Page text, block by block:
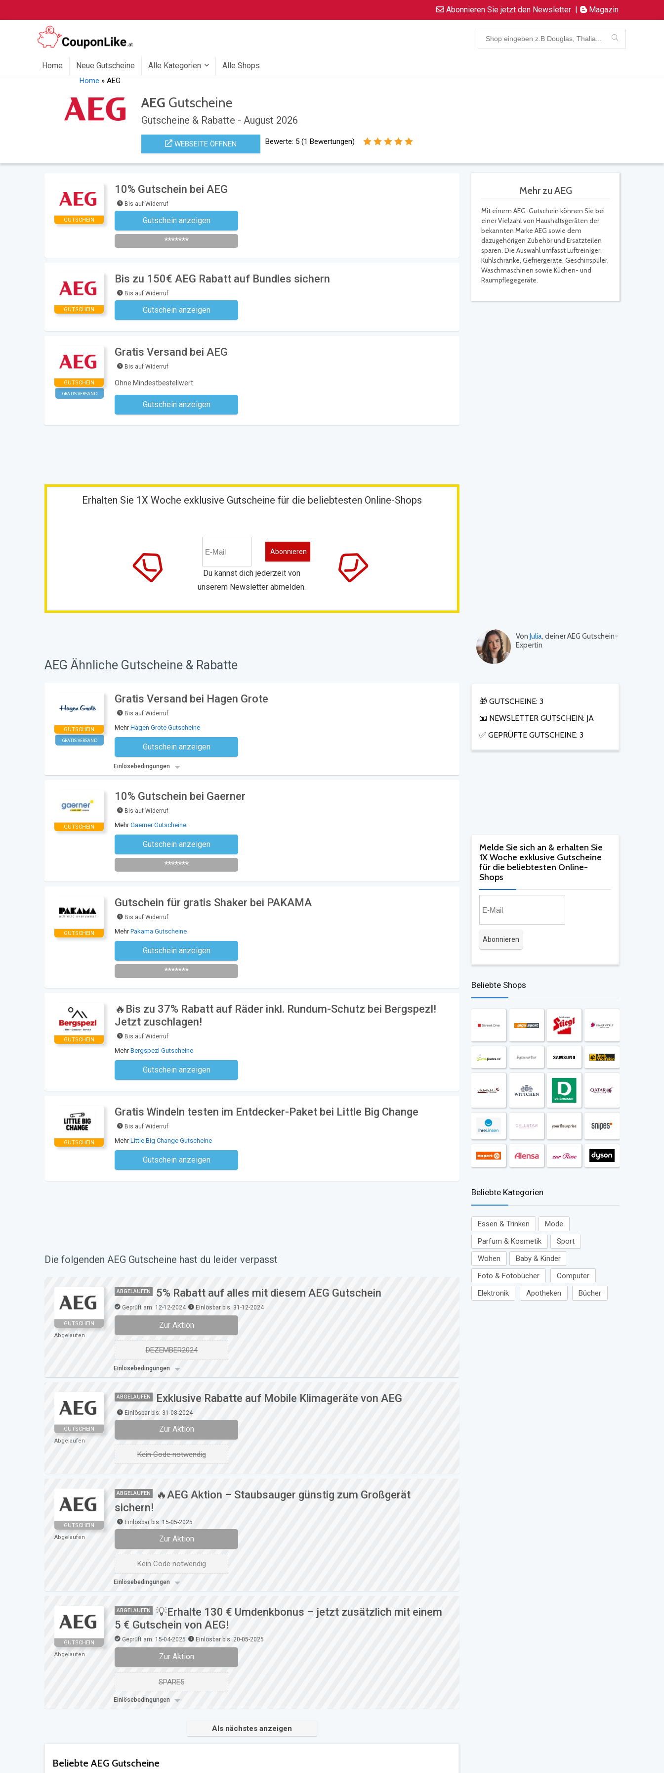
Abonnieren Sie jetzt den Newsletter | Magazin
Home Neue Gutscheine Alle Kategorien Alle Shops
Home »AEG
AEG Gutscheine
Gutscheine & Rabatte - August 2026
WEBSEITE ÖFFNEN Bewerte: 5 (1 Bewertungen)
Mehr zu AEG
Mit einem AEG-Gutschein können Sie bei
einer Vielzahl von Haushaltsgeräten der
bekannten Marke AEG sowie dem
dazugehörigen Zubehör und Ersatzteilen
sparen. Die Auswahl umfasst Luftreiniger,
Kühlschränke, Gefriergeräte, Geschirrspüler,
Waschmaschinen sowie Küchen- und
Raumpflegegeräte.
Von Julia, deiner AEG Gutschein-
Expertin
🎁 GUTSCHEINE: 3
📧 NEWSLETTER GUTSCHEIN: JA
✅ GEPRÜFTE GUTSCHEINE: 3
Melde Sie sich an & erhalten Sie
1X Woche exklusive Gutscheine
für die beliebtesten Online-
Shops​
Beliebte Shops
Beliebte Kategorien
Essen & Trinken
Mode
Parfum & Kosmetik
Sport
Wohen
Baby & Kinder
Foto & Fotobücher
Computer
Elektronik
Apotheken Bücher
GUTSCHEIN
10% Gutschein bei AEG
Bis auf Widerruf
Gutschein anzeigen
Newsletter des Shops abonnieren
*******
GUTSCHEIN
Bis zu 150€ AEG Rabatt auf Bundles sichern
Bis auf Widerruf
Gutschein anzeigen
Kein Code notwendig
GUTSCHEIN
GRATIS VERSAND
Gratis Versand bei AEG
Bis auf Widerruf
Ohne Mindestbestellwert
Gutschein anzeigen
Kein Code notwendig
Erhalten Sie 1X Woche exklusive Gutscheine für die beliebtesten Online-Shops
Du kannst dich jederzeit von
unserem Newsletter abmelden.
AEG Ähnliche Gutscheine & Rabatte
GUTSCHEIN
GRATIS VERSAND
Gratis Versand bei Hagen Grote
Bis auf Widerruf
MehrHagen Grote Gutscheine
Gutschein anzeigen
Kein Code notwendig
Einlösebedingungen
GUTSCHEIN
10% Gutschein bei Gaerner
Bis auf Widerruf
MehrGaerner Gutscheine
Gutschein anzeigen
Newsletter des Shops abonnieren
*******
GUTSCHEIN
Gutschein für gratis Shaker bei PAKAMA
Bis auf Widerruf
MehrPakama Gutscheine
Gutschein anzeigen
Newsletter des Shops abonnieren
*******
GUTSCHEIN
🔥Bis zu 37% Rabatt auf Räder inkl. Rundum-Schutz bei Bergspezl!
Jetzt zuschlagen!
Bis auf Widerruf
MehrBergspezl Gutscheine
Gutschein anzeigen
Kein Code notwendig
GUTSCHEIN
Gratis Windeln testen im Entdecker-Paket bei Little Big Change
Bis auf Widerruf
MehrLittle Big Change Gutscheine
Gutschein anzeigen
Kein Code notwendig
Die folgenden AEG Gutscheine hast du leider verpasst
GUTSCHEIN
Abgelaufen
ABGELAUFEN 5% Rabatt auf alles mit diesem AEG Gutschein
Geprüft am: 12-12-2024 Einlösbar bis: 31-12-2024
Zur Aktion
DEZEMBER2024
Einlösebedingungen
GUTSCHEIN
Abgelaufen
ABGELAUFEN Exklusive Rabatte auf Mobile Klimageräte von AEG
Einlösbar bis: 31-08-2024
Zur Aktion
Kein Code notwendig
GUTSCHEIN
Abgelaufen
ABGELAUFEN
🔥AEG Aktion – Staubsauger günstig zum Großgerät
sichern!
Einlösbar bis: 15-05-2025
Zur Aktion
Kein Code notwendig
Einlösebedingungen
GUTSCHEIN
Abgelaufen
ABGELAUFEN
💡Erhalte 130 € Umdenkbonus – jetzt zusätzlich mit einem
5 € Gutschein von AEG!
Geprüft am: 15-04-2025 Einlösbar bis: 20-05-2025
Zur Aktion
SPARE5
Einlösebedingungen
Als nächstes anzeigen
Beliebte AEG Gutscheine